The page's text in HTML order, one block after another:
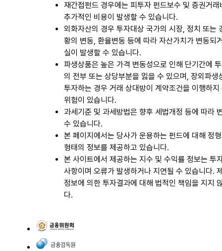
재간접펀드 경우에는 피투자 펀드보수 및 증권거래
추가적인 비용이 발생할 수 있습니다.
외화자산의 경우 투자대상 국가의 시장, 정치 또는
황의 변동, 환율변동 등에 따라 자산가치가 변동되
실이 발생할 수 있습니다.
파생상품은 높은 가격 변동성으로 인해 단기간에
의 전부 또는 상당부분을 잃을 수 있으며, 장외파생
투자하는 경우 거래 상대방이 계약조건을 이행하지
위험이 있습니다.
과세기준 및 과세방법은 향후 세법개정 등에 따라
수 있습니다.
본 페이지에서는 당사가 운용하는 펀드에 대해 정
형태의 정보를 제공하고 있습니다.
본 사이트에서 제공하는 지수 및 수익률 정보는 투
사항이며 오류가 발생하거나 지연될 수 있습니다.
정보에 의한 투자결과에 대해 법적인 책임을 지지
다.